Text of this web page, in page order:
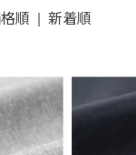
順 新着順